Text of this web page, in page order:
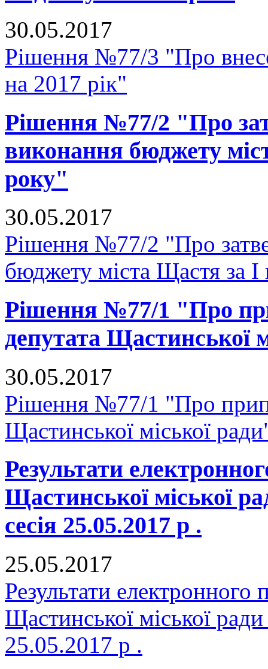
30.05.2017
Рішення №77/3 "Про
на 2017 рік"
Рішення №77/2 "Про
виконання бюджету
року"
30.05.2017
Рішення №77/2 "Про
бюджету міста Щастя за I
Рішення №77/1 "Про
депутата Щастинської
30.05.2017
Рішення №77/1 "Про
Щастинської міської
Результати
Щастинської міської
сесія 25.05.2017 р .
25.05.2017
Результати електронного
Щастинської міської
25.05.2017 р .